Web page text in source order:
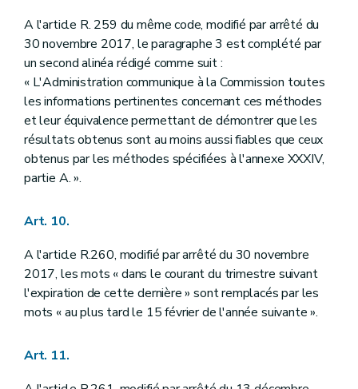
A l'article R. 259 du même code, modifié par arrêté du
30 novembre 2017, le paragraphe 3 est complété par
un second alinéa rédigé comme suit :
« L'Administration communique à la Commission toutes
les informations pertinentes concernant ces méthodes
et leur équivalence permettant de démontrer que les
résultats obtenus sont au moins aussi fiables que ceux
obtenus par les méthodes spécifiées à l'annexe XXXIV,
partie A. ».
Art. 10.
A l'article R.260, modifié par arrêté du 30 novembre
2017, les mots « dans le courant du trimestre suivant
l'expiration de cette dernière » sont remplacés par les
mots « au plus tard le 15 février de l'année suivante ».
Art. 11.